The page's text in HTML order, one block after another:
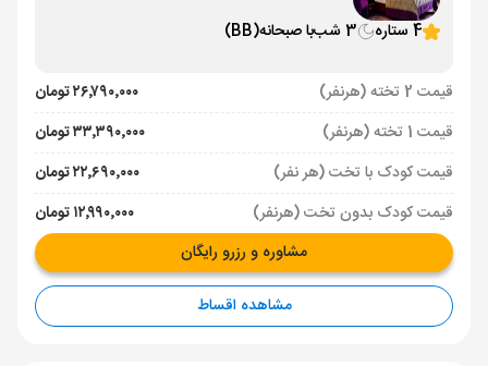
4 ستاره
3 شب با صبحانه(BB)
قیمت 2 تخته (هرنفر)
۲۶٬۷۹۰٬۰۰۰ تومان
قیمت 1 تخته (هرنفر)
۳۳٬۳۹۰٬۰۰۰ تومان
قیمت کودک با تخت (هر نفر)
۲۲٬۶۹۰٬۰۰۰ تومان
قیمت کودک بدون تخت (هرنفر)
۱۲٬۹۹۰٬۰۰۰ تومان
مشاوره و رزرو رایگان
مشاهده اقساط